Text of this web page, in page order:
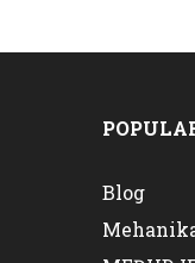
Blog